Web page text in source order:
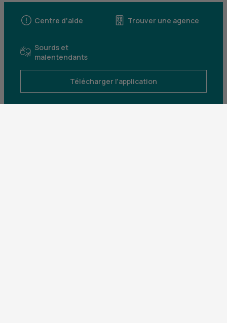
Centre d'aide Trouver une agence
Sourds et
malentendants
Télécharger l'application